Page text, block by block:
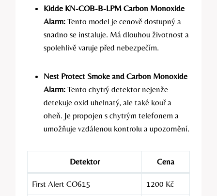
Kidde KN-COB-B-LPM Carbon Monoxide
Alarm: Tento model je cenově dostupný a
snadno se instaluje. Má dlouhou životnost a
spolehlivě varuje před nebezpečím.
Nest Protect Smoke and Carbon Monoxide
Alarm: Tento chytrý detektor nejenže
detekuje oxid uhelnatý, ale také kouř a
oheň. Je propojen s chytrým telefonem a
umožňuje vzdálenou kontrolu a upozornění.
Detektor Cena
First Alert CO615 1200 Kč